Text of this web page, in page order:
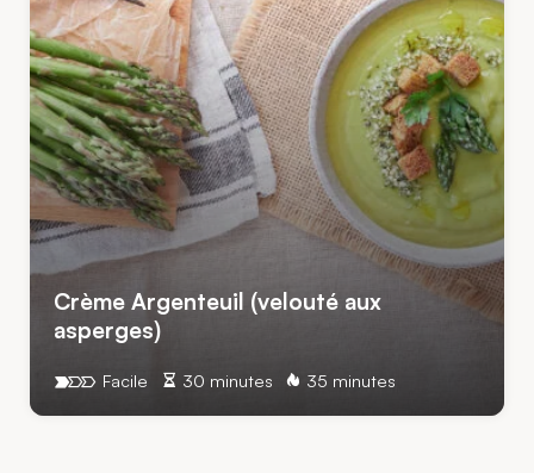
Crème Argenteuil (velouté aux
asperges)
30 minutes 35 minutes
Facile